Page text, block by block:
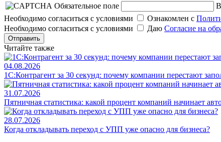
Обязательное поле
Необходимо согласиться с условиями
Ознакомлен с
Необходимо согласиться с условиями
Даю Согласие на
Отправить
Читайте также
04.08.2026
1С:Контрагент за 30 секунд: почему компании перестают
31.07.2026
Пятничная статистика: какой процент компаний начинает
28.07.2026
Когда откладывать переход с УПП уже опасно для бизнеса?